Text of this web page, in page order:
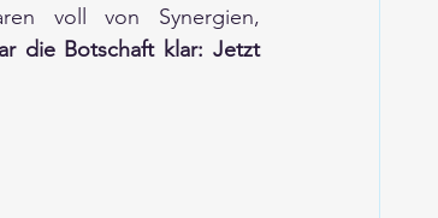
voll von Synergien,
die Botschaft klar: Jetzt